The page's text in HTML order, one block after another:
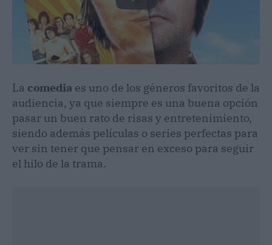
La comedia es uno de los géneros favoritos de la
audiencia, ya que siempre es una buena opción
pasar un buen rato de risas y entretenimiento,
siendo además películas o series perfectas para
ver sin tener que pensar en exceso para seguir
el hilo de la trama.